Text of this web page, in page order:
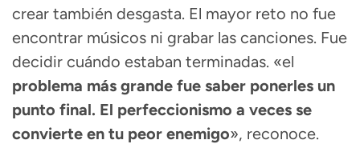
crear también desgasta. El mayor reto no fue
encontrar músicos ni grabar las canciones. Fue
decidir cuándo estaban terminadas. «el
problema más grande fue saber ponerles un
punto final. El perfeccionismo a veces se
convierte en tu peor enemigo», reconoce.